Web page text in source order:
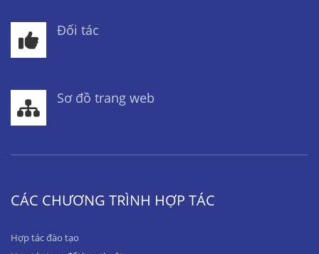
Đối tác
Sơ đồ trang web
CÁC CHƯƠNG TRÌNH HỢP TÁC
Hợp tác đào tạo